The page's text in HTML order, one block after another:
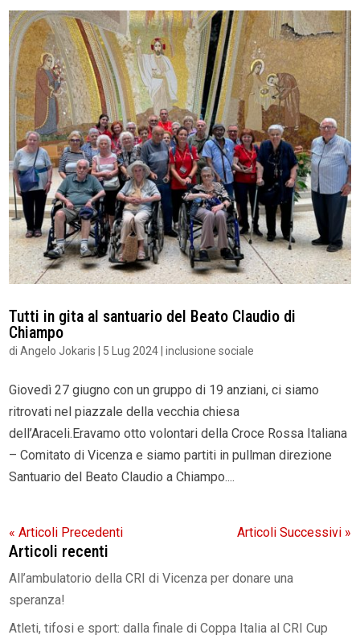
Tutti in gita al santuario del Beato Claudio di
Chiampo
diAngelo Jokaris 5 Lug 2024 |inclusione sociale
Giovedì 27 giugno con un gruppo di 19 anziani, ci siamo
ritrovati nel piazzale della vecchia chiesa
dell’Araceli.Eravamo otto volontari della Croce Rossa Italiana
– Comitato di Vicenza e siamo partiti in pullman direzione
Santuario del Beato Claudio a Chiampo....
« Articoli Precedenti Articoli Successivi »
Articoli recenti
All’ambulatorio della CRI di Vicenza per donare una
speranza!
Atleti, tifosi e sport: dalla finale di Coppa Italia al CRI Cup